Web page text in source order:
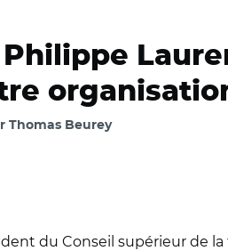
Philippe
Thomas Beurey
du Conseil supérieur de